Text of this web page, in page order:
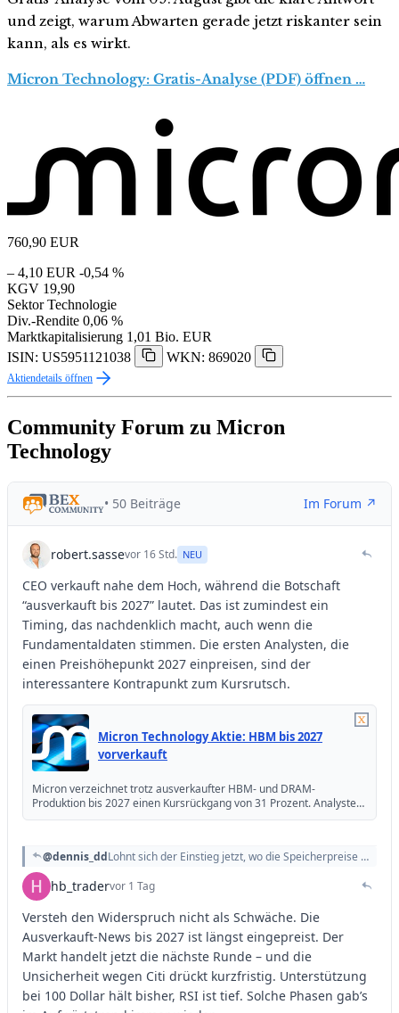
und zeigt, warum Abwarten gerade jetzt riskanter sein
kann, als es wirkt.
Micron Technology: Gratis-Analyse (PDF) öffnen …
760,90 EUR
– 4,10 EUR -0,54 %
KGV 19,90
Sektor Technologie
Div.-Rendite 0,06 %
Marktkapitalisierung 1,01 Bio. EUR
ISIN: US5951121038
WKN: 869020
Aktiendetails öffnen
Community Forum zu Micron
Technology